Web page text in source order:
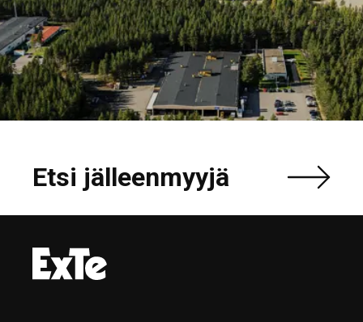
Etsi jälleenmyyjä